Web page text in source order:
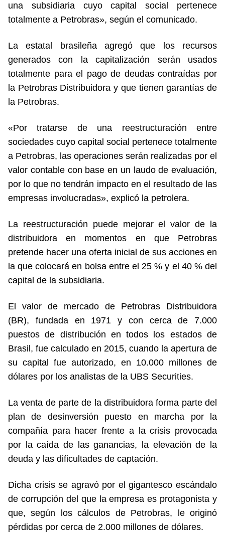
una subsidiaria cuyo capital social pertenece
totalmente a Petrobras», según el comunicado.
La estatal brasileña agregó que los recursos
generados con la capitalización serán usados
totalmente para el pago de deudas contraídas por
la Petrobras Distribuidora y que tienen garantías de
la Petrobras.
«Por tratarse de una reestructuración entre
sociedades cuyo capital social pertenece totalmente
a Petrobras, las operaciones serán realizadas por el
valor contable con base en un laudo de evaluación,
por lo que no tendrán impacto en el resultado de las
empresas involucradas», explicó la petrolera.
La reestructuración puede mejorar el valor de la
distribuidora en momentos en que Petrobras
pretende hacer una oferta inicial de sus acciones en
la que colocará en bolsa entre el 25 % y el 40 % del
capital de la subsidiaria.
El valor de mercado de Petrobras Distribuidora
(BR), fundada en 1971 y con cerca de 7.000
puestos de distribución en todos los estados de
Brasil, fue calculado en 2015, cuando la apertura de
su capital fue autorizado, en 10.000 millones de
dólares por los analistas de la UBS Securities.
La venta de parte de la distribuidora forma parte del
plan de desinversión puesto en marcha por la
compañía para hacer frente a la crisis provocada
por la caída de las ganancias, la elevación de la
deuda y las dificultades de captación.
Dicha crisis se agravó por el gigantesco escándalo
de corrupción del que la empresa es protagonista y
que, según los cálculos de Petrobras, le originó
pérdidas por cerca de 2.000 millones de dólares.